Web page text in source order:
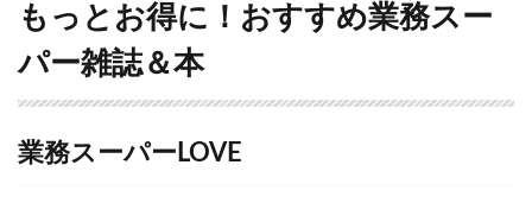
もっとお得に！おすすめ業務スー
パー雑誌＆本
業務スーパーLOVE